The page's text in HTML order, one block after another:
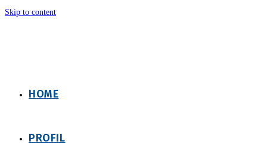
Skip to content
HOME
PROFIL